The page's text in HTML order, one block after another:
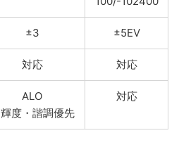
±3 ±5EV
対応 対応
ALO
度・諧調優先
対応